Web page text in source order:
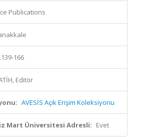
Publications
166
Editör
AVESİS Açık Erişim Koleksiyonu
Mart Üniversitesi Adresli: Evet